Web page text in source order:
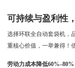
可持续与盈利性
选择环联全自动套袋机，
重核心价值，一举兼得！
劳动力成本降低60%–80%